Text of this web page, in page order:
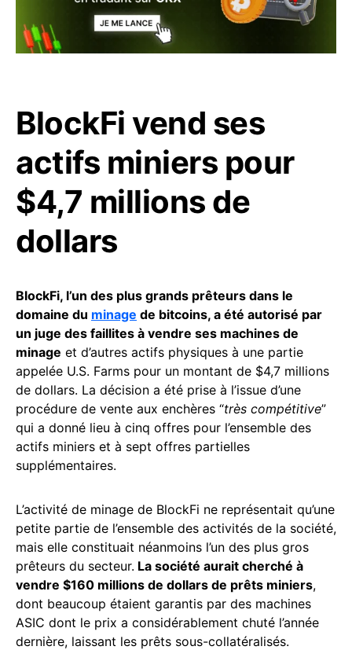
BlockFi vend ses
actifs miniers pour
$4,7 millions de
dollars
BlockFi, l’un des plus grands prêteurs dans le
domaine du minage de bitcoins, a été autorisé par
un juge des faillites à vendre ses machines de
minage et d’autres actifs physiques à une partie
appelée U.S. Farms pour un montant de $4,7 millions
de dollars. La décision a été prise à l’issue d’une
procédure de vente aux enchères “très compétitive”
qui a donné lieu à cinq offres pour l’ensemble des
actifs miniers et à sept offres partielles
supplémentaires.
L’activité de minage de BlockFi ne représentait qu’une
petite partie de l’ensemble des activités de la société,
mais elle constituait néanmoins l’un des plus gros
prêteurs du secteur. La société aurait cherché à
vendre $160 millions de dollars de prêts miniers,
dont beaucoup étaient garantis par des machines
ASIC dont le prix a considérablement chuté l’année
dernière, laissant les prêts sous-collatéralisés.